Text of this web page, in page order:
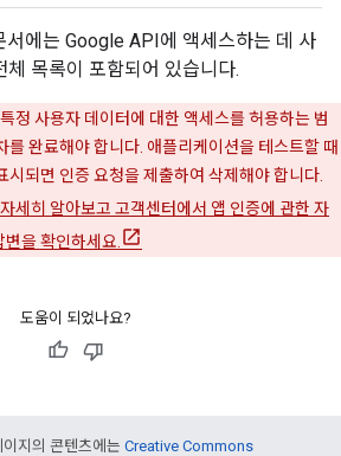
서에는 Google API에 액세스하는 데 사
목록이 포함되어 있습니다.
정 사용자 데이터에 대한 액세스를 허용하는 범
를 완료해야 합니다. 애플리케이션을 테스트할 때
시되면 인증 요청을 제출하여 삭제해야 합니다.
세히 알아보고 고객센터에서 앱 인증에 관한 자
을 확인하세요.
도움이 되었나요?
지의 콘텐츠에는 Creative Commons